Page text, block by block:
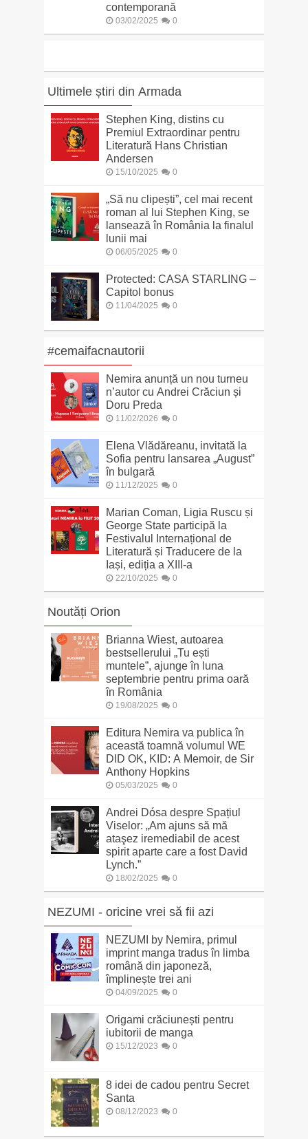
contemporană
03/02/2025 0
Ultimele știri din Armada
Stephen King, distins cu
Premiul Extraordinar pentru
Literatură Hans Christian
Andersen
15/10/2025 0
„Să nu clipești”, cel mai recent
roman al lui Stephen King, se
lansează în România la finalul
lunii mai
06/05/2025 0
Protected: CASA STARLING –
Capitol bonus
11/04/2025 0
#cemaifacnautorii
Nemira anunță un nou turneu
n’autor cu Andrei Crăciun și
Doru Preda
11/02/2026 0
Elena Vlădăreanu, invitată la
Sofia pentru lansarea „August”
în bulgară
11/12/2025 0
Marian Coman, Ligia Ruscu și
George State participă la
Festivalul Internațional de
Literatură și Traducere de la
Iași, ediția a XIII-a
22/10/2025 0
Noutăți Orion
Brianna Wiest, autoarea
bestsellerului „Tu ești
muntele”, ajunge în luna
septembrie pentru prima oară
în România
19/08/2025 0
Editura Nemira va publica în
această toamnă volumul WE
DID OK, KID: A Memoir, de Sir
Anthony Hopkins
05/03/2025 0
Andrei Dósa despre Spațiul
Viselor: „Am ajuns să mă
ataşez iremediabil de acest
spirit aparte care a fost David
Lynch.”
18/02/2025 0
NEZUMI - oricine vrei să fii azi
NEZUMI by Nemira, primul
imprint manga tradus în limba
română din japoneză,
împlinește trei ani
04/09/2025 0
Origami crăciunești pentru
iubitorii de manga
15/12/2023 0
8 idei de cadou pentru Secret
Santa
08/12/2023 0